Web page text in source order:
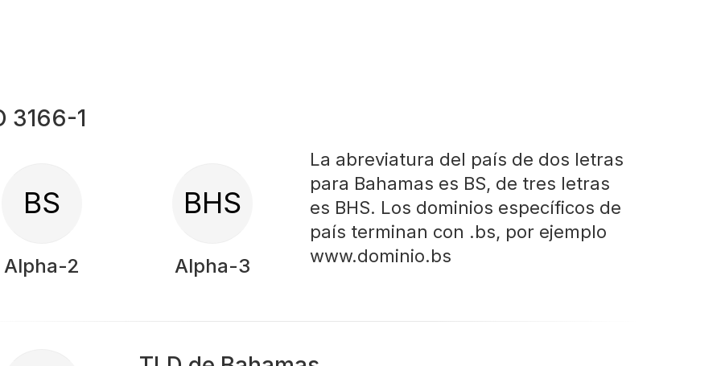
3166-1
BS
Alpha-2
BHS
Alpha-3
La abreviatura del país de dos letras
para Bahamas es BS, de tres letras
es BHS. Los dominios específicos de
país terminan con .bs, por ejemplo
www.dominio.bs